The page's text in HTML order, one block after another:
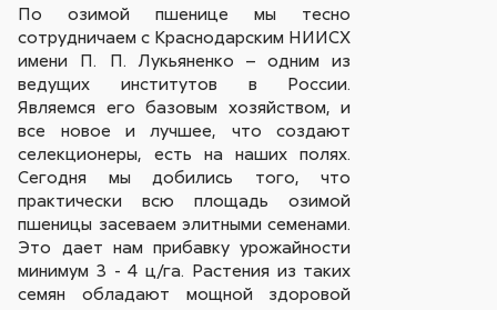
По озимой пшенице мы тесно
сотрудничаем с Краснодарским НИИСХ
имени П. П. Лукьяненко – одним из
ведущих институтов в России.
Являемся его базовым хозяйством, и
все новое и лучшее, что создают
селекционеры, есть на наших полях.
Сегодня мы добились того, что
практически всю площадь озимой
пшеницы засеваем элитными семенами.
Это дает нам прибавку урожайности
минимум 3 - 4 ц/га. Растения из таких
семян обладают мощной здоровой